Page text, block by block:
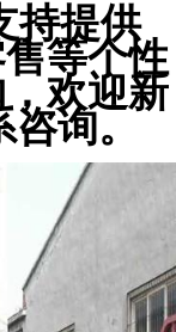
持提供
等个性
欢迎新
咨询。